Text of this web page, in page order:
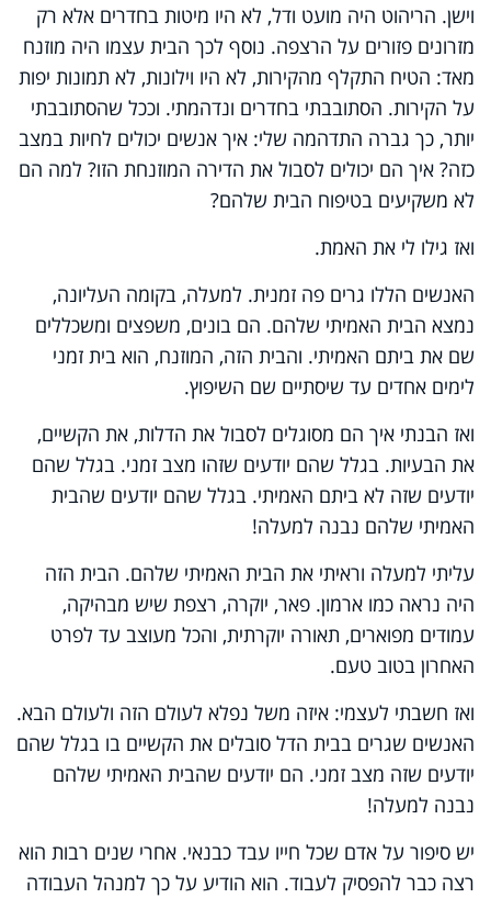
וישן. הריהוט היה מועט ודל, לא היו מיטות בחדרים אלא רק
מזרונים פזורים על הרצפה. נוסף לכך הבית עצמו היה מוזנח
מאד: הטיח התקלף מהקירות, לא היו וילונות, לא תמונות יפות
על הקירות. הסתובבתי בחדרים ונדהמתי. וככל שהסתובבתי
יותר, כך גברה התדהמה שלי: איך אנשים יכולים לחיות במצב
כזה? איך הם יכולים לסבול את הדירה המוזנחת הזו? למה הם
לא משקיעים בטיפוח הבית שלהם?
ואז גילו לי את האמת.
האנשים הללו גרים פה זמנית. למעלה, בקומה העליונה,
נמצא הבית האמיתי שלהם. הם בונים, משפצים ומשכללים
שם את ביתם האמיתי. והבית הזה, המוזנח, הוא בית זמני
לימים אחדים עד שיסתיים שם השיפוץ.
ואז הבנתי איך הם מסוגלים לסבול את הדלות, את הקשיים,
את הבעיות. בגלל שהם יודעים שזהו מצב זמני. בגלל שהם
יודעים שזה לא ביתם האמיתי. בגלל שהם יודעים שהבית
האמיתי שלהם נבנה למעלה!
עליתי למעלה וראיתי את הבית האמיתי שלהם. הבית הזה
היה נראה כמו ארמון. פאר, יוקרה, רצפת שיש מבהיקה,
עמודים מפוארים, תאורה יוקרתית, והכל מעוצב עד לפרט
האחרון בטוב טעם.
ואז חשבתי לעצמי: איזה משל נפלא לעולם הזה ולעולם הבא.
האנשים שגרים בבית הדל סובלים את הקשיים בו בגלל שהם
יודעים שזה מצב זמני. הם יודעים שהבית האמיתי שלהם
נבנה למעלה!
יש סיפור על אדם שכל חייו עבד כבנאי. אחרי שנים רבות הוא
רצה כבר להפסיק לעבוד. הוא הודיע על כך למנהל העבודה